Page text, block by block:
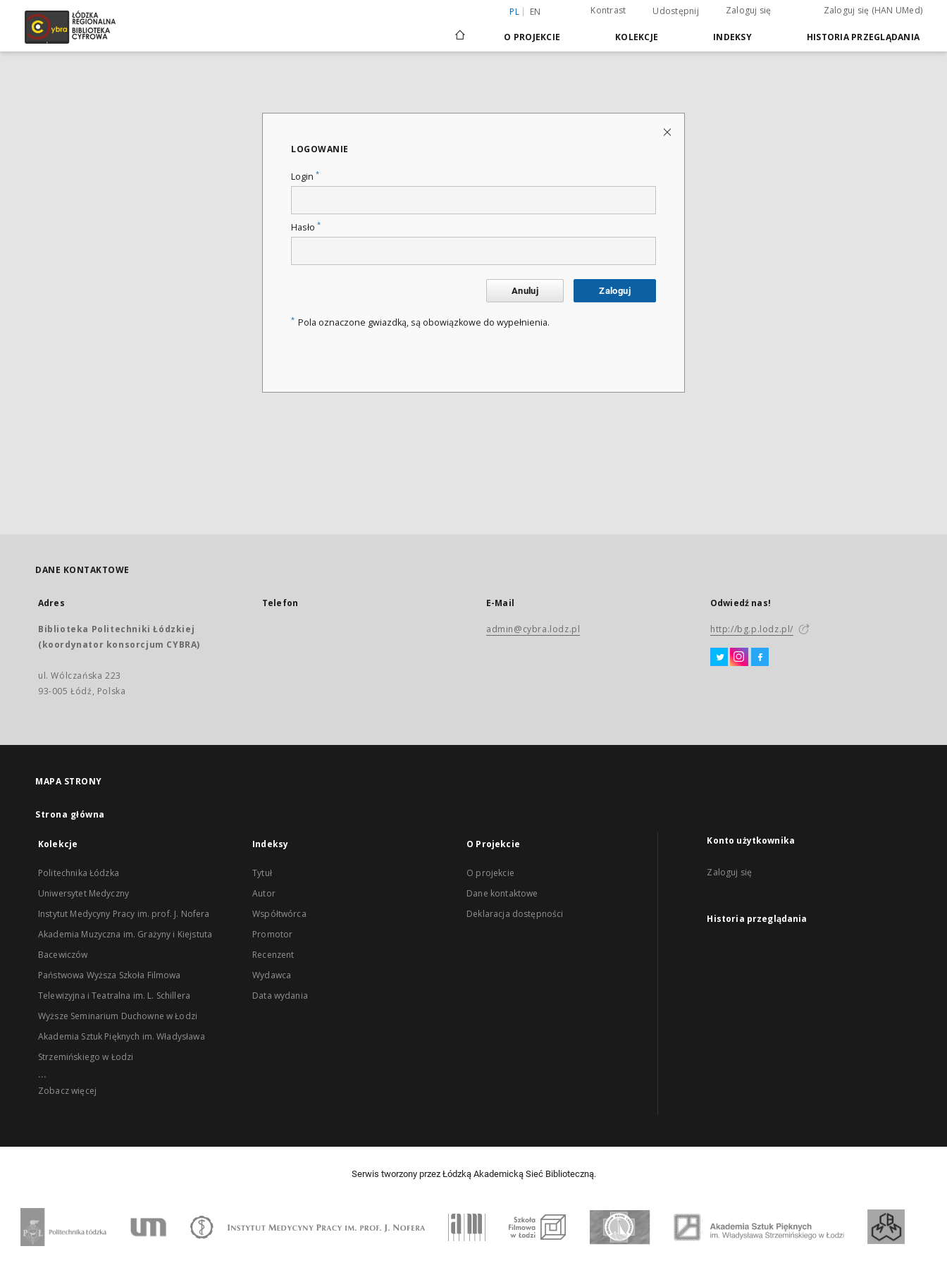
PL EN Kontrast Udostępnij Zaloguj się Zaloguj się (HAN UMed)
O PROJEKCIE KOLEKCJE INDEKSY HISTORIA PRZEGLĄDANIA
LOGOWANIE
Login *
Hasło *
Anuluj Zaloguj
* Pola oznaczone gwiazdką, są obowiązkowe do wypełnienia.
DANE KONTAKTOWE
Adres
Biblioteka Politechniki Łódzkiej
(koordynator konsorcjum CYBRA)
ul. Wólczańska 223
93-005 Łódź, Polska
Telefon E-Mail
admin@cybra.lodz.pl
Odwiedź nas!
http://bg.p.lodz.pl/
MAPA STRONY
Strona główna
Kolekcje
Politechnika Łódzka
Uniwersytet Medyczny
Instytut Medycyny Pracy im. prof. J. Nofera
Akademia Muzyczna im. Grażyny i Kiejstuta
Bacewiczów
Państwowa Wyższa Szkoła Filmowa
Telewizyjna i Teatralna im. L. Schillera
Wyższe Seminarium Duchowne w Łodzi
Akademia Sztuk Pięknych im. Władysława
Strzemińskiego w Łodzi
...
Zobacz więcej
Indeksy
Tytuł
Autor
Współtwórca
Promotor
Recenzent
Wydawca
Data wydania
O Projekcie
O projekcie
Dane kontaktowe
Deklaracja dostępności
Konto użytkownika
Zaloguj się
Historia przeglądania
Serwis tworzony przez Łódzką Akademicką Sieć Biblioteczną.